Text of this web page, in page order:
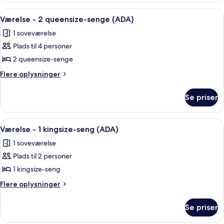
seng
1
seng
Indlæs
alle
billeder
af
Værelse
-
senge
(ADA)
Et hotelværelse med to senge, en
3
Værelse - 2 queensize-senge (ADA)
1 soveværelse
Plads til 4 personer
2 queensize-senge
Flere oplysninger
Flere
-
queensize-
(ADA)
Se priser
Indlæs
alle
billeder
af
Værelse
-
seng
Et hotelværelse med en stor seng,
3
Værelse - 1 kingsize-seng (ADA)
1 soveværelse
Plads til 2 personer
1 kingsize-seng
Flere oplysninger
Flere
-
Se priser